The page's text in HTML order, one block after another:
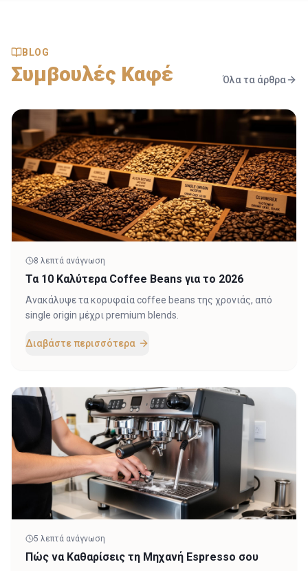
BLOG
Συμβουλές Καφέ Όλα τα άρθρα
8 λεπτά ανάγνωση
Τα 10 Καλύτερα Coffee Beans για το 2026
Ανακάλυψε τα κορυφαία coffee beans της χρονιάς, από
single origin μέχρι premium blends.
Διαβάστε περισσότερα
5 λεπτά ανάγνωση
Πώς να Καθαρίσεις τη Μηχανή Espresso σου